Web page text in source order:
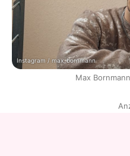
Instagram / max_bornmann
Max